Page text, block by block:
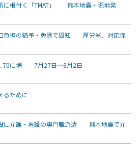
に根付く「TMAT」 熊本地震・現地発
負担の猶予・免除で周知 厚労省、対応保
に増 7月27日～8月2日
るために
に介護・看護の専門職派遣 熊本地震で介